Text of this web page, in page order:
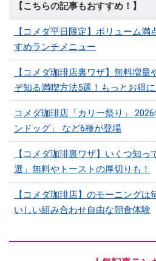
【こちらの記事もおすすめ！】
【コメダ平日限定】ボリューム
すめランチメニュー
【コメダ珈琲店裏ワザ】無料増
ぞ知る満喫方法5選！もっとお得に
コメダ珈琲店「カリー祭り」
ンドッグ」 など6種が登場
【コメダ珈琲裏ワザ】いくつ知
選」無料やトーストの厚切りも！
【コメダ珈琲店】のモーニング
いしい組み合わせ自由な朝食体験